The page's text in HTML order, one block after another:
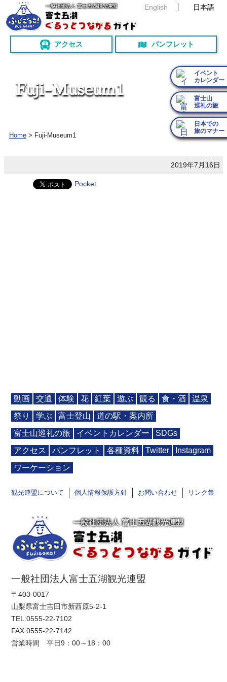
English 日本語
アクセス パンフレット
イベント
カレンダー
富士山
巡礼の旅
日本での
旅のマナー
Fuji-Museum1
Home > Fuji-Museum1
2019年7月16日
Pocket
動画 交通 体験 花 紅葉 遊ぶ 観る 食・酒
温泉
祭り
学ぶ 富士登山
道の駅・案内所
富士山巡礼の旅
イベントカレンダー
SDGs
アクセス
パンフレット 各種資料 Twitter
Instagram
ワーケーション
観光連盟について 個人情報保護方針 お問い合わせ リンク集
一般社団法人富士五湖観光連盟
〒403-0017
山梨県富士吉田市新西原5-2-1
TEL:0555-22-7102
FAX:0555-22-7142
営業時間 平日9：00～18：00